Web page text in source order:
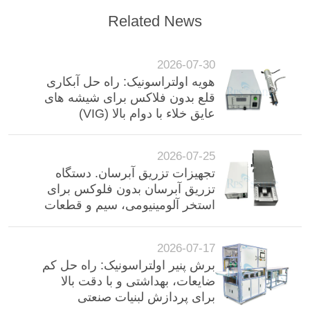
Related News
2026-07-30
هویه اولتراسونیک: راه حل آبکاری
قلع بدون فلاکس برای شیشه های
عایق خلاء با دوام بالا (VIG)
2026-07-25
تجهیزات تزریق آبرسان. دستگاه
تزریق آبرسان بدون فلوکس برای
استخر آلومینیومی، سیم و قطعات
2026-07-17
برش پنیر اولتراسونیک: راه حل کم
ضایعات، بهداشتی و با دقت بالا
برای پردازش لبنیات صنعتی